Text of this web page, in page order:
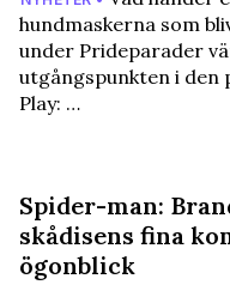
hundmaskerna som
under Prideparader
utgångspunkten i den
Play: …
Spider-man:
skådisens fina
ögonblick